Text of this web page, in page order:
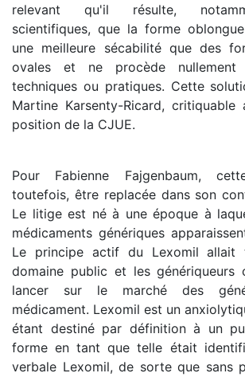
relevant qu'il résulte,
scientifiques, que la forme
une meilleure sécabilité que des
ovales et ne procède nullement
techniques ou pratiques. Cette
Martine Karsenty-Ricard,
position de la CJUE.
Pour Fabienne Fajgenbaum,
toutefois, être replacée dans son
Le litige est né à une époque à
médicaments génériques
Le principe actif du Lexomil allait
domaine public et les génériqueurs
lancer sur le marché des
médicament. Lexomil est un
étant destiné par définition à un
forme en tant que telle était
verbale Lexomil, de sorte que sans